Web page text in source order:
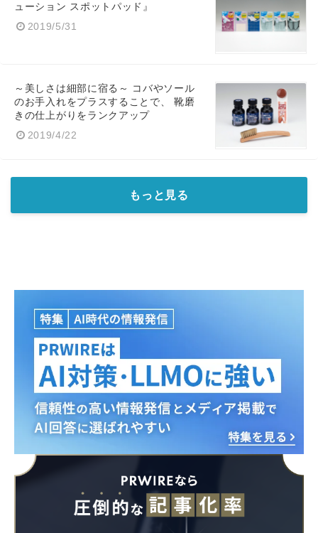
ューション スポットパッド』
2019/5/31
～美しさは細部に宿る～ コバやソール
のお手入れをプラスすることで、 靴磨
きの仕上がりをランクアップ
2019/4/22
もっと見る